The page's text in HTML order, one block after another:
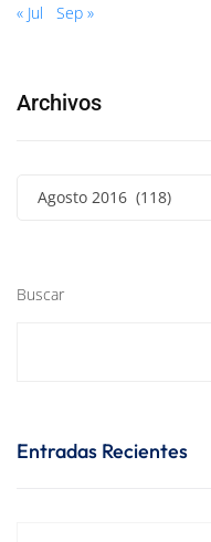
« Jul Sep »
Archivos
Agosto 2016 (118)
Buscar
Entradas Recientes